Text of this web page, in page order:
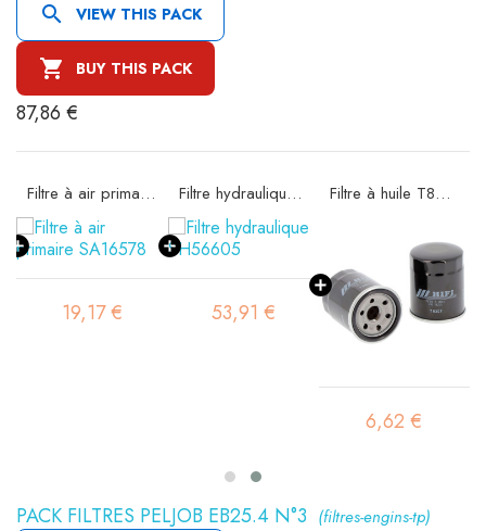
 VIEW THIS PACK
 BUY THIS PACK
87,86 €
Filtre à air primaire SA16578
19,17 €
Filtre hydraulique SH56605
53,91 €
Filtre à huile T8307
6,62 €
PACK FILTRES PELJOB EB25.4 N°3 (filtres-engins-tp)